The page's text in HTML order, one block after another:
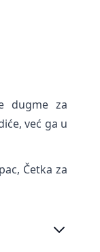
dugme za
već ga u
Četka za